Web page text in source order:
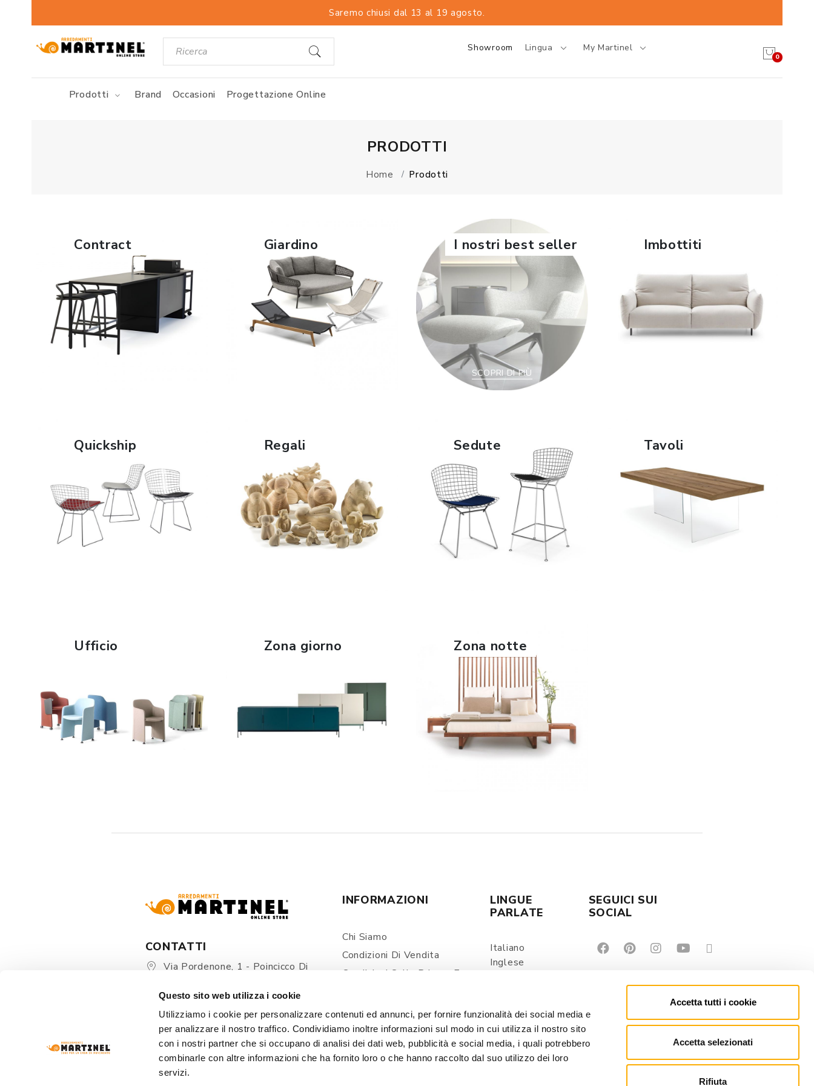
Questo sito web utilizza i cookie
Utilizziamo i cookie per personalizzare contenuti ed annunci, per fornire funzionalità dei social media e
per analizzare il nostro traffico. Condividiamo inoltre informazioni sul modo in cui utilizza il nostro sito
con i nostri partner che si occupano di analisi dei dati web, pubblicità e social media, i quali potrebbero
combinarle con altre informazioni che ha fornito loro o che hanno raccolto dal suo utilizzo dei loro
servizi.
Accetta tutti i cookie
Accetta selezionati
Rifiuta
Saremo chiusi dal 13 al 19 agosto.
Showroom Lingua My Martinel
0
Prodotti Brand Occasioni Progettazione Online
PRODOTTI
Home Prodotti
Contract Giardino I nostri best seller
SCOPRI DI PIÙ
Imbottiti
Quickship Regali Sedute Tavoli
Ufficio Zona giorno Zona notte
CONTATTI
Via Pordenone, 1 - Poincicco Di
+39 0434 623137
+39 376/2399891
INFORMAZIONI
Chi Siamo
Condizioni Di Vendita
Condizioni Sulla Privacy E
Spedizioni E Consegne
Prezzi E Pagamenti
Contatti
LINGUE
PARLATE
Italiano
Inglese
SEGUICI SUI
SOCIAL